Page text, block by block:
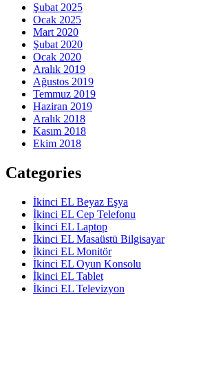
Şubat 2025
Ocak 2025
Mart 2020
Şubat 2020
Ocak 2020
Aralık 2019
Ağustos 2019
Temmuz 2019
Haziran 2019
Aralık 2018
Kasım 2018
Ekim 2018
Categories
İkinci EL Beyaz Eşya
İkinci EL Cep Telefonu
İkinci EL Laptop
İkinci EL Masaüstü Bilgisayar
İkinci EL Monitör
İkinci EL Oyun Konsolu
İkinci EL Tablet
İkinci EL Televizyon